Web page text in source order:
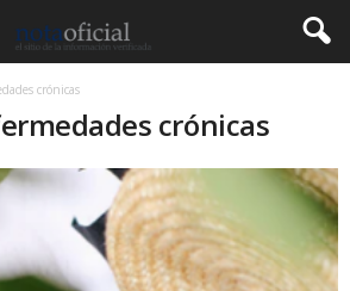
crónicas
crónicas